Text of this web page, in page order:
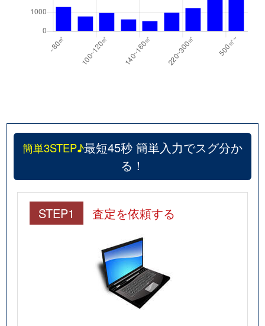
簡単3STEP♪最短45秒 簡単入力でスグ分か
る！
STEP1 査定を依頼する